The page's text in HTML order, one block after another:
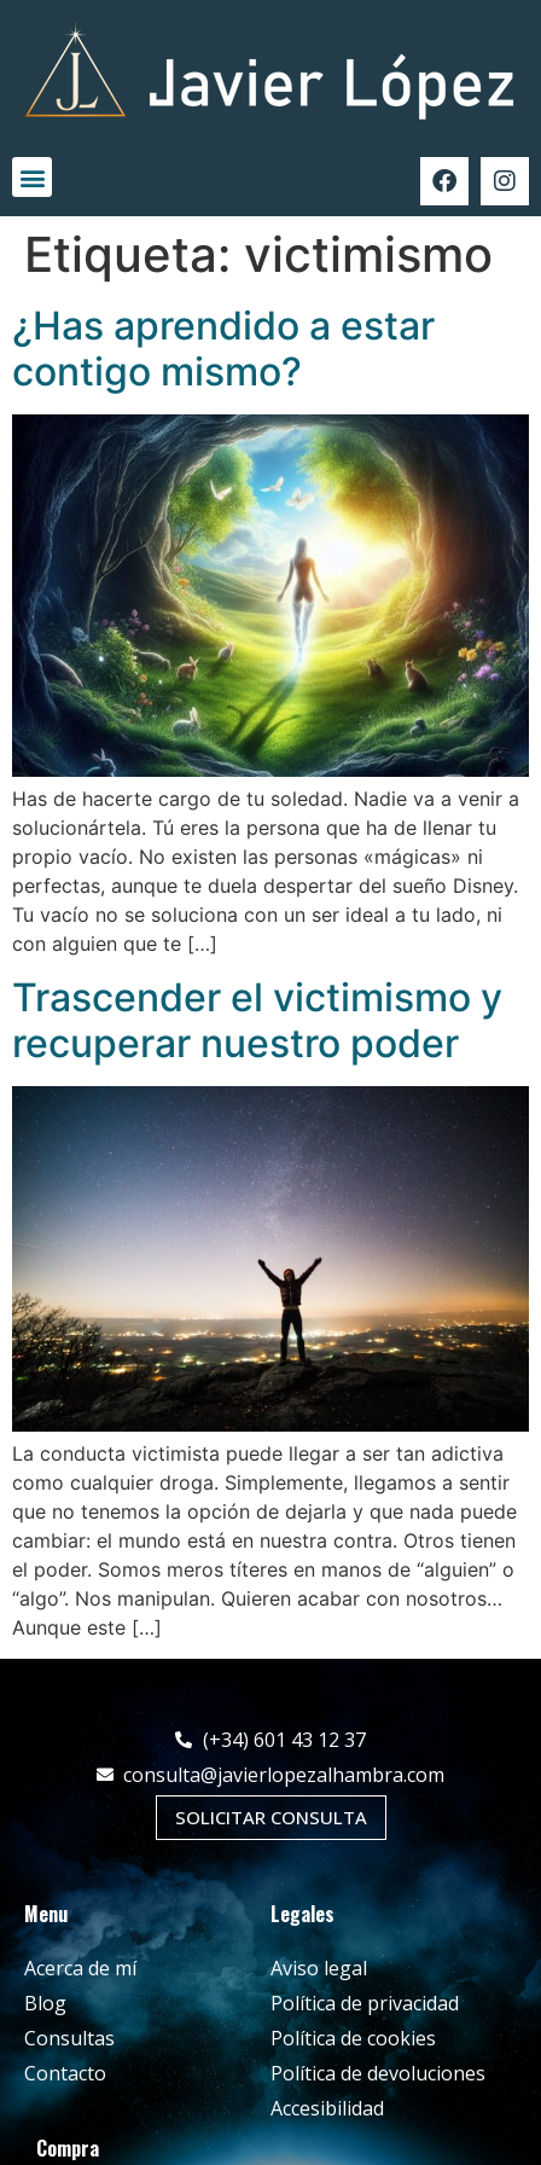
Etiqueta: victimismo
¿Has aprendido a estar
contigo mismo?
Has de hacerte cargo de tu soledad. Nadie va a venir a
solucionártela. Tú eres la persona que ha de llenar tu
propio vacío. No existen las personas «mágicas» ni
perfectas, aunque te duela despertar del sueño Disney.
Tu vacío no se soluciona con un ser ideal a tu lado, ni
con alguien que te […]
Trascender el victimismo y
recuperar nuestro poder
La conducta victimista puede llegar a ser tan adictiva
como cualquier droga. Simplemente, llegamos a sentir
que no tenemos la opción de dejarla y que nada puede
cambiar: el mundo está en nuestra contra. Otros tienen
el poder. Somos meros títeres en manos de “alguien” o
“algo”. Nos manipulan. Quieren acabar con nosotros…
Aunque este […]
(+34) 601 43 12 37
consulta@javierlopezalhambra.com
SOLICITAR CONSULTA
Menu
Acerca de mí
Blog
Consultas
Contacto
Legales
Aviso legal
Política de privacidad
Política de cookies
Política de devoluciones
Accesibilidad
Compra